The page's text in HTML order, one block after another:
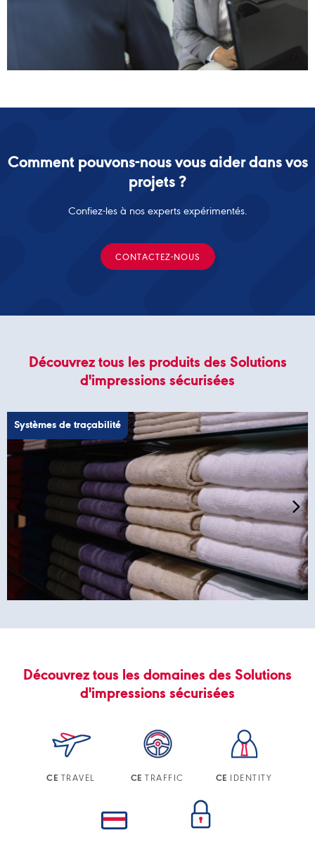
Comment pouvons-nous vous aider dans vos
projets ?
Confiez-les à nos experts expérimentés.
CONTACTEZ-NOUS
Découvrez tous les produits des Solutions
d'impressions sécurisées
Systèmes de traçabilité
Découvrez tous les domaines des Solutions
d'impressions sécurisées
CE TRAVEL CE TRAFFIC CE IDENTITY